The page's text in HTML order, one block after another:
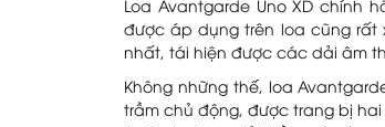
Loa Avantgarde Uno XD chính
được áp dụng trên loa cũng rất
nhất, tái hiện được các dải âm
Không những thế, loa
trầm chủ động, được trang bị hai